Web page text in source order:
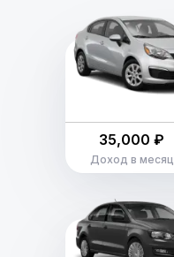
35,000 ₽
Доход в месяц